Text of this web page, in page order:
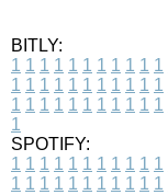
BITLY:
1 1 1 1 1 1 1 1 1 1 1
1 1 1 1 1 1 1 1 1 1 1
1 1 1 1 1 1 1 1 1 1 1
1
SPOTIFY:
1 1 1 1 1 1 1 1 1 1 1
1 1 1 1 1 1 1 1 1 1 1